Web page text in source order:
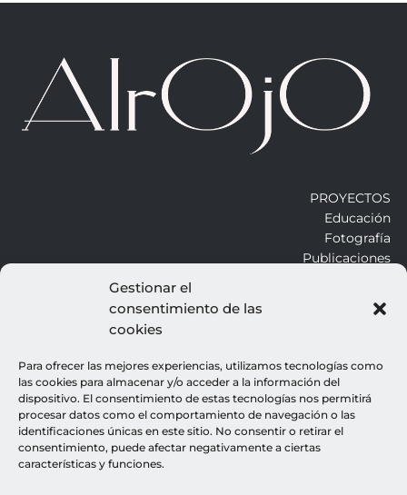
Gestionar el
consentimiento de las
cookies
Para ofrecer las mejores experiencias, utilizamos tecnologías como
las cookies para almacenar y/o acceder a la información del
dispositivo. El consentimiento de estas tecnologías nos permitirá
procesar datos como el comportamiento de navegación o las
identificaciones únicas en este sitio. No consentir o retirar el
consentimiento, puede afectar negativamente a ciertas
características y funciones.
PROYECTOS
Educación
Fotografía
Publicaciones
ALROJO
Contacto
LEGALES